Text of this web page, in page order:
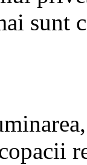
sunt